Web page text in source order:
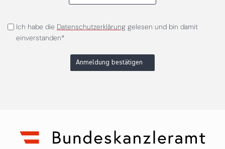
Ich habe die Datenschutzerklärunggelesen und bin damit
einverstanden*
Anmeldung bestätigen